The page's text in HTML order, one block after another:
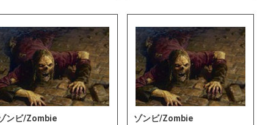
ンビ/Zombie ゾンビ/Zombie